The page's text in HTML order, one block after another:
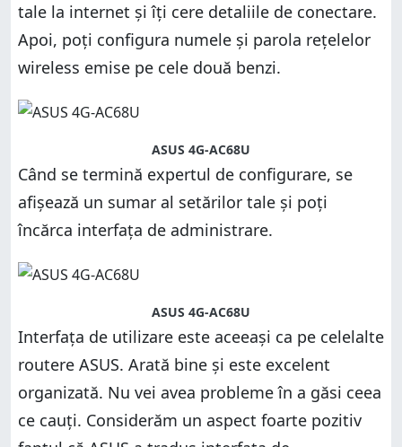
tale la internet și îți cere detaliile de conectare.
Apoi, poți configura numele și parola rețelelor
wireless emise pe cele două benzi.
ASUS 4G-AC68U
Când se termină expertul de configurare, se
afișează un sumar al setărilor tale și poți
încărca interfața de administrare.
ASUS 4G-AC68U
Interfața de utilizare este aceeași ca pe celelalte
routere ASUS. Arată bine și este excelent
organizată. Nu vei avea probleme în a găsi ceea
ce cauți. Considerăm un aspect foarte pozitiv